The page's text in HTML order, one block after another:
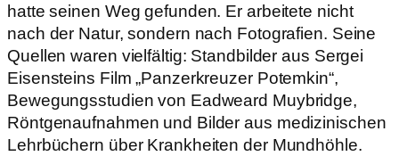
hatte seinen Weg gefunden. Er arbeitete nicht
nach der Natur, sondern nach Fotografien. Seine
Quellen waren vielfältig: Standbilder aus Sergei
Eisensteins Film „Panzerkreuzer Potemkin“,
Bewegungsstudien von Eadweard Muybridge,
Röntgenaufnahmen und Bilder aus medizinischen
Lehrbüchern über Krankheiten der Mundhöhle.